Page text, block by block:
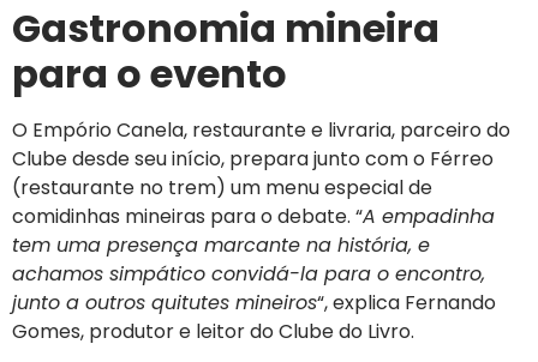
Gastronomia mineira
para o evento
O Empório Canela, restaurante e livraria, parceiro do
Clube desde seu início, prepara junto com o Férreo
(restaurante no trem) um menu especial de
comidinhas mineiras para o debate. “A empadinha
tem uma presença marcante na história, e
achamos simpático convidá-la para o encontro,
junto a outros quitutes mineiros“, explica Fernando
Gomes, produtor e leitor do Clube do Livro.